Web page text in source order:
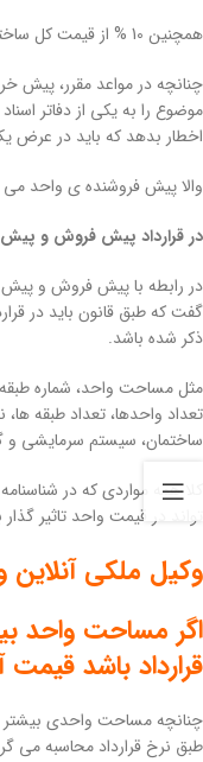
همچنین 10 % از قیمت کل ساختمان در هنگام تنظیم سند قابل وصول است.
چنانچه در مواعد مقرر، پیش
موضوع را به یکی از دفاتر
اخطار بدهد که باید در عرض
والا پیش فروشنده ی واحد می
در قرارداد پیش فروش و پیش
در رابطه با پیش فروش و پیش
گفت که طبق قانون باید در
ذکر شده باشد.
مثل مساحت واحد، شماره طبقه
تعداد واحدها، تعداد طبقه
ساختمان، سیستم سرمایشی و
کلا همه مواردی که در
تواند در قیمت واحد تاثیر
وکیل ملکی
اگر مساحت واحد
قرارداد باشد
چنانچه مساحت واحدی بیشتر
طبق نرخ قرارداد محاسبه می